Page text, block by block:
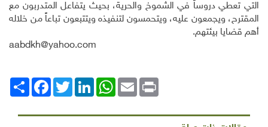
التي تعطي دروساً في الشموخ والحرية، بحيث يتفاعل المتدربون مع
المقترح، ويجمعون عليه، ويتحمسون لتنفيذه ويتتبعون تباعاً من خلاله
أهم قضايا بيئتهم.
aabdkh@yahoo.com
انشر
FacebookTwitterLinkedIn
WhatsAppEmail Print